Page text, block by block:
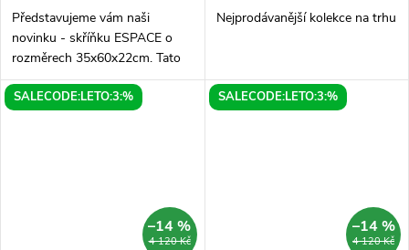
Představujeme vám naši
novinku - skříňku ESPACE o
rozměrech 35x60x22cm. Tato
skříňka je ideální pro každý
moderní interiér, díky svému
Nejprodávanější kolekce na trhu
SALECODE:LETO:3:%
4 120 Kč
–14 %
SALECODE:LETO:3:%
4 120 Kč
–14 %